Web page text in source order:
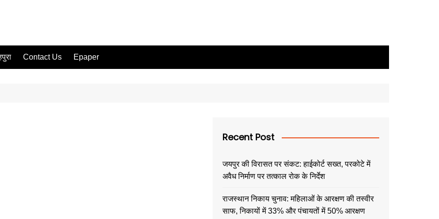
Contact Us Epaper
Recent Post
जयपुर की विरासत पर संकट: हाईकोर्ट सख्त, परकोटे में
अवैध निर्माण पर तत्काल रोक के निर्देश
राजस्थान निकाय चुनाव: महिलाओं के आरक्षण की तस्वीर
साफ, निकायों में 33% और पंचायतों में 50% आरक्षण